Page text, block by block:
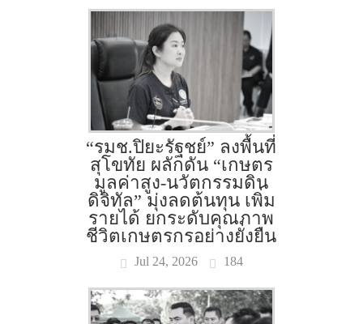
“รมช.ปิยะรัฐชย์” ลงพื้นที่
สุโขทัย ผลักดัน “เกษตร
มูลค่าสูง-นวัตกรรมดิน
ดิจิทัล” มุ่งลดต้นทุน เพิ่ม
รายได้ ยกระดับคุณภาพ
ชีวิตเกษตรกรอย่างยั่งยืน
Jul 24, 2026 184